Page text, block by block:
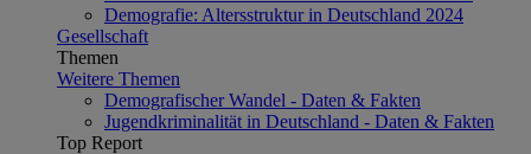
Demografie: Altersstruktur in Deutschland 2024
Gesellschaft
Themen
Weitere Themen
Demografischer Wandel - Daten & Fakten
Jugendkriminalität in Deutschland - Daten & Fakten
Top Report